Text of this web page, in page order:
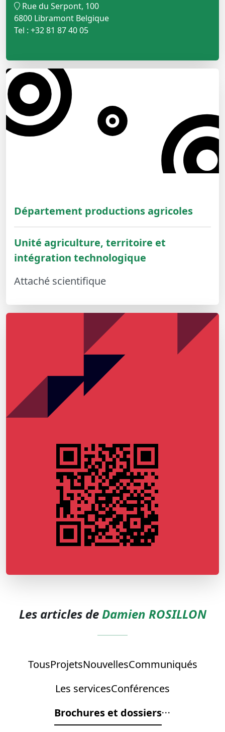
Rue du Serpont, 100
6800 Libramont Belgique
Tel : +32 81 87 40 05
Département productions agricoles
Unité agriculture, territoire et
intégration technologique
Attaché scientifique
Les articles deDamien ROSILLON
TousProjetsNouvellesCommuniqués
Les servicesConférences
Brochures et dossiers